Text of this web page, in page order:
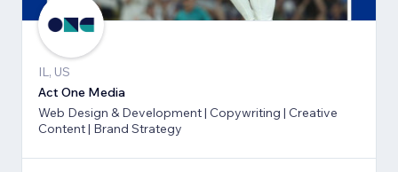
IL, US
Act One Media
Web Design & Development | Copywriting | Creative
Content | Brand Strategy